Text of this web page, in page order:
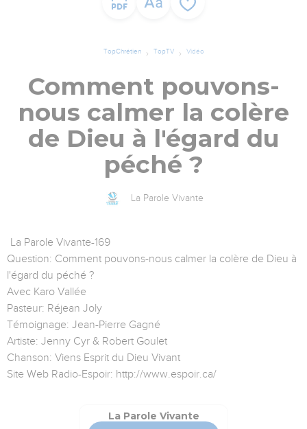
TopChrétien TopTV Vidéo
Comment pouvons-
nous calmer la colère
de Dieu à l'égard du
péché ?
La Parole Vivante
La Parole Vivante-169
Question: Comment pouvons-nous calmer la colère de Dieu à
l'égard du péché ?
Avec Karo Vallée
Pasteur: Réjean Joly
Témoignage: Jean-Pierre Gagné
Artiste: Jenny Cyr & Robert Goulet
Chanson: Viens Esprit du Dieu Vivant
Site Web Radio-Espoir: http://www.espoir.ca/
La Parole Vivante